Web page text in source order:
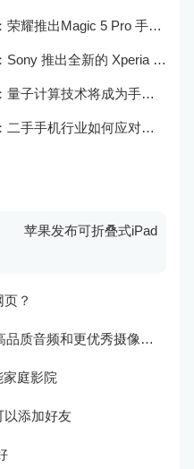
忠机者手机专卖平台：荣耀推出Magic 5 Pro 手机，搭载麒麟9000处理器和5000万像素主摄像头
忠机者手机专卖平台：Sony 推出全新的 Xperia 1 III 手机，展现出卓越的技术和品质
忠机者手机专卖平台：量子计算技术将成为手机行业的新的发展方向
忠机者手机专卖平台：二手手机行业如何应对生态系统的要求
苹果发布可折叠式iPad
？
Sony Xperia 3将推出更高品质音频和更优秀摄像技术
庭影院
以添加好友